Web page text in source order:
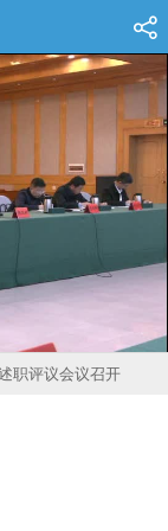
职评议会议召开